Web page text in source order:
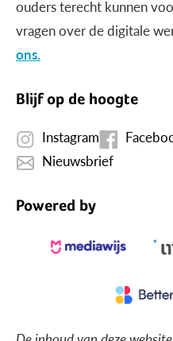
ouders terecht kunnen
vragen over de digitale
ons.
Blijf op de hoogte
Instagram
Nieuwsbrief
Powered by